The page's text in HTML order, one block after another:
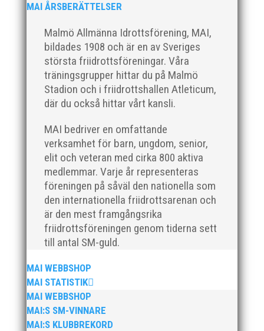
MAI ÅRSBERÄTTELSER
Malmö Allmänna Idrottsförening, MAI,
bildades 1908 och är en av Sveriges
största friidrottsföreningar. Våra
träningsgrupper hittar du på Malmö
Stadion och i friidrottshallen Atleticum,
där du också hittar vårt kansli.
MAI bedriver en omfattande
verksamhet för barn, ungdom, senior,
elit och veteran med cirka 800 aktiva
medlemmar. Varje år representeras
föreningen på såväl den nationella som
den internationella friidrottsarenan och
är den mest framgångsrika
friidrottsföreningen genom tiderna sett
till antal SM-guld.
MAI WEBBSHOP
MAI STATISTIK
MAI WEBBSHOP
MAI:S SM-VINNARE
MAI:S KLUBBREKORD
Klubbchef – Malmö Allmänna Idrottsförening (MAI)
Vill du vara med och skapa glädje, gemenskap och
utveckling i en av Sveriges största
friidrottsföreningar? Malmö Allmänna Idrottsförening
– MAI – söker en engagerad, strategisk,
För mig har Lasse betytt oerhört mycket på flera
plan. På 80- och 90-talet, då jag själv var aktiv, var
han för mig en handlingskraftig ledare som alltid var
på plats och igång med en mängd olika projekt. Med
sin parhäst och nära vän, Bengt Bendéus,...